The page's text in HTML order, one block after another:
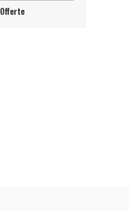
Offerte